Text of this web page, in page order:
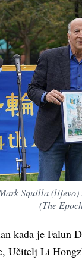
Squilla
(The
kada je
Učitelj Li